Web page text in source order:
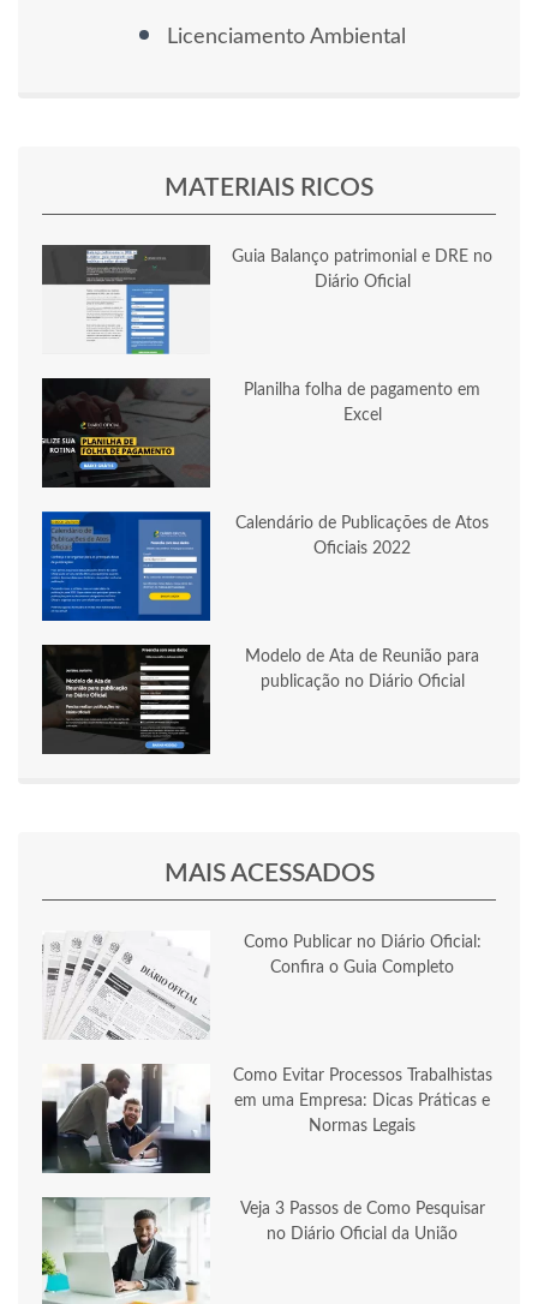
Licenciamento Ambiental
MATERIAIS RICOS
Guia Balanço patrimonial e DRE no
Diário Oficial
Planilha folha de pagamento em
Excel
Calendário de Publicações de Atos
Oficiais 2022
Modelo de Ata de Reunião para
publicação no Diário Oficial
MAIS ACESSADOS
Como Publicar no Diário Oficial:
Confira o Guia Completo
Como Evitar Processos Trabalhistas
em uma Empresa: Dicas Práticas e
Normas Legais
Veja 3 Passos de Como Pesquisar
no Diário Oficial da União